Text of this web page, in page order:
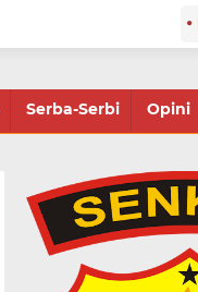
Serba-Serbi Opini